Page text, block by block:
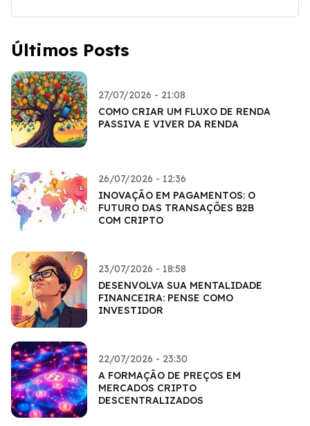
Últimos Posts
27/07/2026 - 21:08
COMO CRIAR UM FLUXO DE RENDA
PASSIVA E VIVER DA RENDA
26/07/2026 - 12:36
INOVAÇÃO EM PAGAMENTOS: O
FUTURO DAS TRANSAÇÕES B2B
COM CRIPTO
23/07/2026 - 18:58
DESENVOLVA SUA MENTALIDADE
FINANCEIRA: PENSE COMO
INVESTIDOR
22/07/2026 - 23:30
A FORMAÇÃO DE PREÇOS EM
MERCADOS CRIPTO
DESCENTRALIZADOS